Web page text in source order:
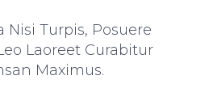
Nisi Turpis, Posuere
Laoreet Curabitur
Maximus.